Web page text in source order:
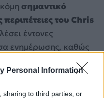
Personal Information
sharing to third parties, or
σημαντικό
περιπέτειες του Chris
έντονες
ενημέρωσης, καθώς
σε αντίστοιχη